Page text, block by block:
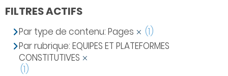
FILTRES ACTIFS
Par type de contenu: Pages
(1)
Par rubrique: EQUIPES ET PLATEFORMES
CONSTITUTIVES
(1)